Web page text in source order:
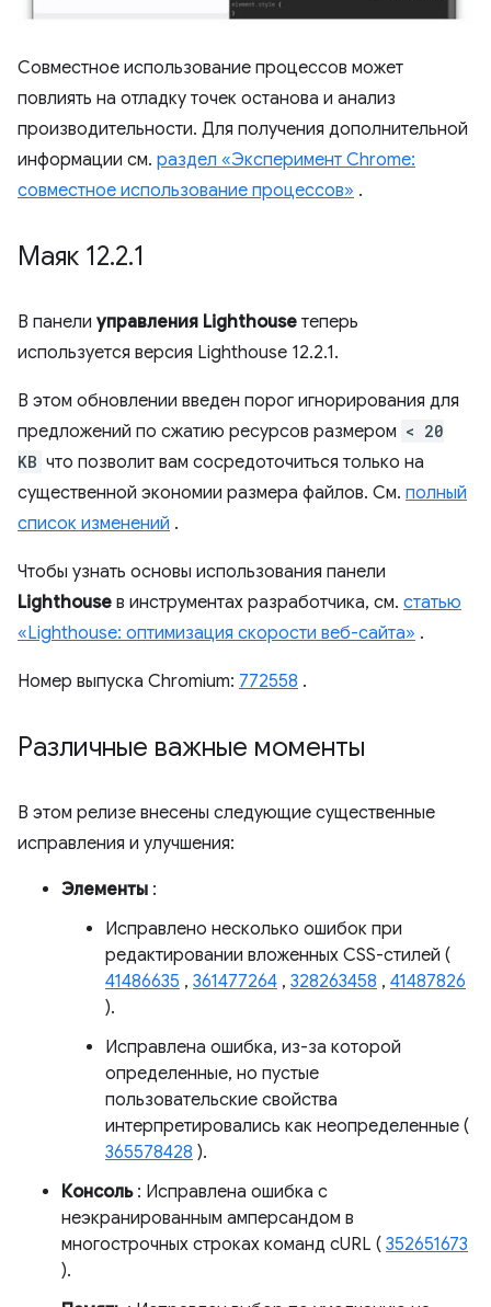
Совместное использование процессов может
повлиять на отладку точек останова и анализ
производительности. Для получения дополнительной
информации см. раздел «Эксперимент Chrome:
совместное использование процессов» .
Маяк 12.2.1
В панели управления Lighthouse теперь
используется версия Lighthouse 12.2.1.
В этом обновлении введен порог игнорирования для
предложений по сжатию ресурсов размером < 20
KB что позволит вам сосредоточиться только на
существенной экономии размера файлов. См. полный
список изменений .
Чтобы узнать основы использования панели
Lighthouse в инструментах разработчика, см. статью
«Lighthouse: оптимизация скорости веб-сайта» .
Номер выпуска Chromium: 772558 .
Различные важные моменты
В этом релизе внесены следующие существенные
исправления и улучшения:
Элементы :
Исправлено несколько ошибок при
редактировании вложенных CSS-стилей (
41486635 , 361477264 , 328263458 , 41487826
).
Исправлена ​​ошибка, из-за которой
определенные, но пустые
пользовательские свойства
интерпретировались как неопределенные (
365578428 ).
Консоль: Исправлена ​​ошибка с
неэкранированным амперсандом в
многострочных строках команд cURL ( 352651673
).